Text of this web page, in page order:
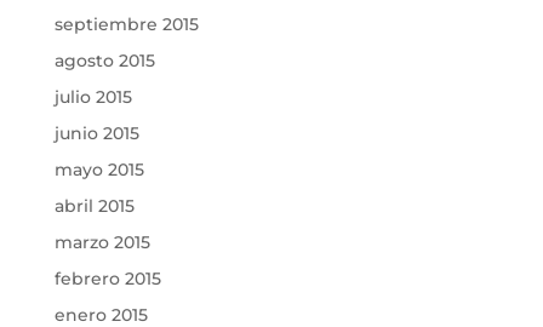
septiembre 2015
agosto 2015
julio 2015
junio 2015
mayo 2015
abril 2015
marzo 2015
febrero 2015
enero 2015